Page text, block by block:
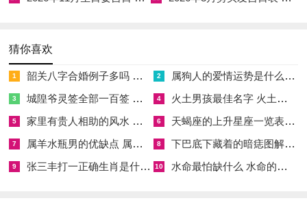
有和新人双方生肖相冲.2月6日便明确忌嫁娶。
移动禁忌:搬迁入宅亦需选择吉日~并注意方位...2月7日忌入宅 -
且冲马煞南、属马者或新宅门朝南者需另择他日。
注意事项
择吉而动:进行重大事项如动土、嫁娶、开业、长途出行等、必
须选择黄道吉日 - 并参考当日宜忌,这是趋吉避凶的基础！
猜你喜欢
1 韶关八字合婚例子多吗 韶关八字测风水 2 属狗人的爱情运势是什么意思 属狗的人爱情观
3 城隍爷灵签全部一百签 城隍爷灵签解签大全 4 火土男孩最佳名字 火土属性的字男孩名字有哪些
5 家里有贵人相助的风水 家里有贵人是什么意思 6 天蝎座的上升星座一览表 天蝎座的上升星座查询
7 属羊水瓶男的优缺点 属羊水瓶座男生性格爱情观 8 下巴底下藏着的暗痣图解 下巴尖底下有痣代表什么
9 张三丰打一正确生肖是什么意思 张三丰是指什么生肖 10 水命最怕缺什么 水命的人忌什么